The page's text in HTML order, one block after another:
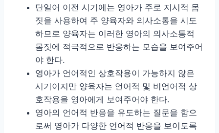
단일어 이전 시기에는 영아가 주로 지시적 몸
짓을 사용하여 주 양육자와 의사소통을 시도
하므로 양육자는 이러한 영아의 의사소통적
몸짓에 적극적으로 반응하는 모습을 보여주어
야 한다.
영아가 언어적인 상호작용이 가능하지 않은
시기이지만 양육자는 언어적 및 비언어적 상
호작용을 영아에게 보여주어야 한다.
영아의 언어적 반응을 유도하는 질문을 함으
로써 영아가 다양한 언어적 반응을 보이도록